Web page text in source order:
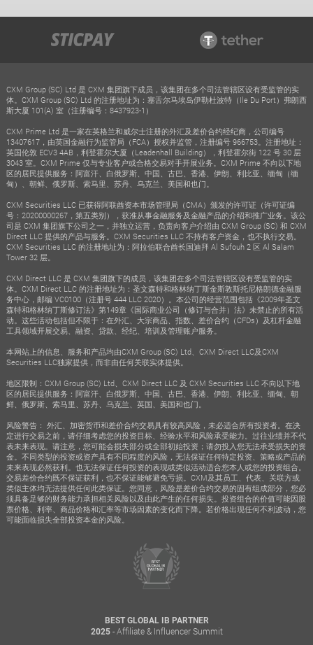
CXM Group (SC) Ltd 是 CXM 集团旗下成员，该集团在多个司法管辖区设有受监管的实
体。CXM Group (SC) Ltd 的注册地址为：塞舌尔马埃岛伊勒杜波特（Ile Du Port）弗朗西
斯大厦 101(A) 室（注册编号：8437923-1）
CXM Prime Ltd 是一家在英格兰和威尔士注册的外汇及差价合约经纪商，公司编号
13407617，由英国金融行为监管局（FCA）授权并监管，注册编号 966753。注册地址：
英国伦敦 ECV3 4AB，利登霍尔大厦（Leadenhall Building），利登霍尔街 122 号 30 层
3043 室。CXM Prime 仅与专业客户或合格交易对手开展业务。CXM Prime 不向以下地
区的居民提供服务：阿富汗、白俄罗斯、中国、古巴、香港、伊朗、利比亚、缅甸（缅
甸）、朝鲜、俄罗斯、索马里、苏丹、乌克兰、美国和也门。
CXM Securities LLC 已获得阿联酋资本市场管理局（CMA）颁发的许可证（许可证编
号：20200000267，第五类别），获准从事金融服务及金融产品的介绍和推广业务。该公
司是 CXM 集团旗下公司之一，并独立运营，负责向客户介绍由 CXM Group (SC) 和 CXM
Direct LLC 提供的产品与服务。CXM Securities LLC 不持有客户资金，也不执行交易。
CXM Securities LLC 的注册地址为：阿拉伯联合酋长国迪拜 Al Sufouh 2 区 Al Salam
Tower 32 层。
CXM Direct LLC 是 CXM 集团旗下的成员，该集团在多个司法管辖区设有受监管的实
体。CXM Direct LLC 的注册地址为：圣文森特和格林纳丁斯金斯敦斯托尼格朗德金融服
务中心，邮编 VC0100（注册号 444 LLC 2020）。本公司的经营范围包括《2009年圣文
森特和格林纳丁斯修订法》第149章《国际商业公司（修订与合并）法》未禁止的所有活
动。这些活动包括但不限于：在外汇、大宗商品、指数、差价合约（CFDs）及杠杆金融
工具领域开展交易、融资、贷款、经纪、培训及管理账户服务。
本网站上的信息、服务和产品均由CXM Group (SC) Ltd、CXM Direct LLC及CXM
Securities LLC独家提供，而非由任何关联实体提供。
地区限制：CXM Group (SC) Ltd、CXM Direct LLC 及 CXM Securities LLC 不向以下地
区的居民提供服务：阿富汗、白俄罗斯、中国、古巴、香港、伊朗、利比亚、缅甸、朝
鲜、俄罗斯、索马里、苏丹、乌克兰、英国、美国和也门。
风险警告： 外汇、加密货币和差价合约交易具有较高风险，未必适合所有投资者。在决
定进行交易之前，请仔细考虑您的投资目标、经验水平和风险承受能力。过往业绩并不代
表未来表现。请注意，您可能会损失部分或全部初始投资；请勿投入您无法承受损失的资
金。不同类型的投资或资产具有不同程度的风险，无法保证任何特定投资、策略或产品的
未来表现必然获利。也无法保证任何投资的表现或类似活动适合您本人或您的投资组合。
交易差价合约既不保证获利，也不保证能够避免亏损。CXM及其员工、代表、关联方或
类似主体均无法提供任何此类保证。您同意，风险是差价合约交易的固有组成部分，您必
须具备足够的财务能力承担相关风险以及由此产生的任何损失。投资组合的价值可能因股
票价格、利率、商品价格和汇率等市场因素的变化而下降。若价格出现任何不利波动，您
可能面临损失全部投资本金的风险。
BEST GLOBAL IB PARTNER
2025- Affiliate & Influencer Summit